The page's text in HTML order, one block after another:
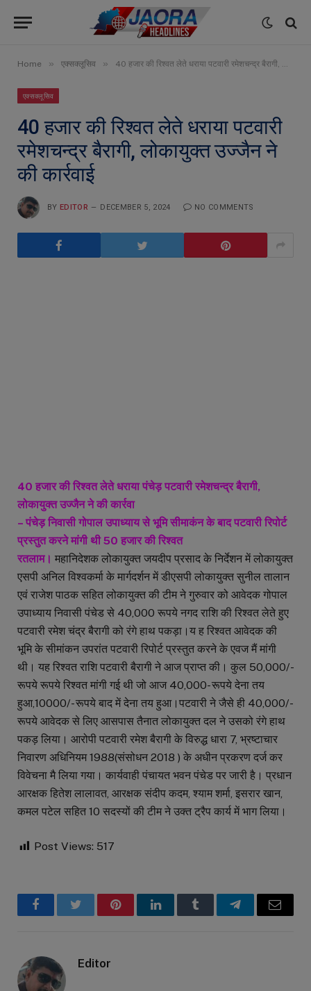
Home » एक्सक्लूसिव » 40 हजार की रिश्वत लेते धराया पटवारी रमेशचन्द्र बैरागी, लोकायुक्त उज्जैन ने की कार्रवाई
एक्सक्लूसिव
40 हजार की रिश्वत लेते धराया पटवारी
रमेशचन्द्र बैरागी, लोकायुक्त उज्जैन ने
की कार्रवाई
BY EDITOR DECEMBER 5, 2024 NO COMMENTS
40 हजार की रिश्वत लेते धराया पंचेड़ पटवारी रमेशचन्द्र बैरागी,
लोकायुक्त उज्जैन ने की कार्रवा
– पंचेड़ निवासी गोपाल उपाध्याय से भूमि सीमाकंन के बाद पटवारी रिपोर्ट
प्रस्तुत करने मांगी थी 50 हजार की रिश्वत
रतलाम। महानिदेशक लोकायुक्त जयदीप प्रसाद के निर्देशन में लोकायुक्त
एसपी अनिल विश्वकर्मा के मार्गदर्शन में डीएसपी लोकायुक्त सुनील तालान
एवं राजेश पाठक सहित लोकायुक्त की टीम ने गुरुवार को आवेदक गोपाल
उपाध्याय निवासी पंचेड से 40,000 रूपये नगद राशि की रिश्वत लेते हुए
पटवारी रमेश चंद्र बैरागी को रंगे हाथ पकड़ा।य ह रिश्वत आवेदक की
भूमि के सीमांकन उपरांत पटवारी रिपोर्ट प्रस्तुत करने के एवज मैं मांगी
थी। यह रिश्वत राशि पटवारी बैरागी ने आज प्राप्त की। कुल 50,000/-
रूपये रूपये रिश्वत मांगी गई थी जो आज 40,000- रूपये देना तय
हुआ,10000/- रूपये बाद में देना तय हुआ।पटवारी ने जैसे ही 40,000/-
रूपये आवेदक से लिए आसपास तैनात लोकायुक्त दल ने उसको रंगे हाथ
पकड़ लिया। आरोपी पटवारी रमेश बैरागी के विरुद्ध धारा 7, भ्रष्टाचार
निवारण अधिनियम 1988(संसोधन 2018 ) के अधीन प्रकरण दर्ज कर
विवेचना मै लिया गया। कार्यवाही पंचायत भवन पंचेड पर जारी है। प्रधान
आरक्षक हितेश लालावत, आरक्षक संदीप कदम, श्याम शर्मा, इसरार खान,
कमल पटेल सहित 10 सदस्यों की टीम ने उक्त ट्रैप कार्य में भाग लिया।
Post Views: 517
FacebookTwitter PinterestLinkedInTumblr TelegramEmail
Editor